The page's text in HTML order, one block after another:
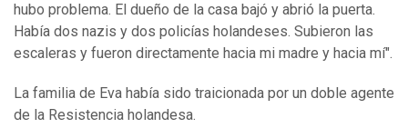
hubo problema. El dueño de la casa bajó y abrió la puerta.
Había dos nazis y dos policías holandeses. Subieron las
escaleras y fueron directamente hacia mi madre y hacia mí".
La familia de Eva había sido traicionada por un doble agente
de la Resistencia holandesa.